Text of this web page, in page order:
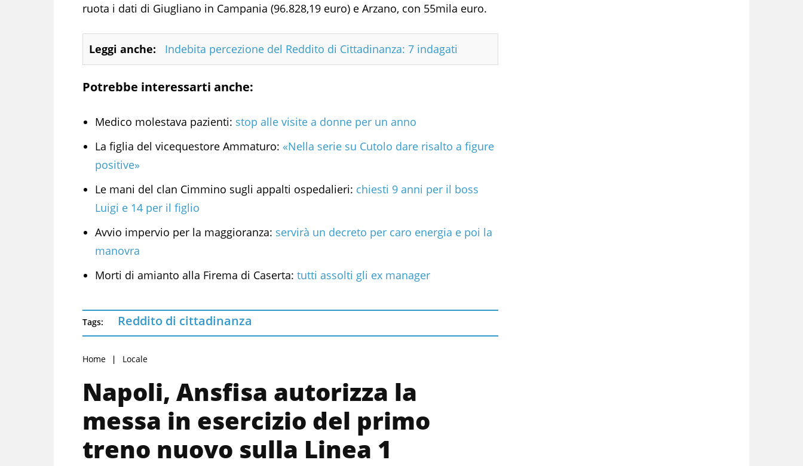
ruota i dati di Giugliano in Campania (96.828,19 euro) e Arzano, con 55mila euro.
Leggi anche: Indebita percezione del Reddito di Cittadinanza: 7 indagati
Potrebbe interessarti anche:
Medico molestava pazienti: stop alle visite a donne per un anno
La figlia del vicequestore Ammaturo: «Nella serie su Cutolo dare risalto a figure
positive»
Le mani del clan Cimmino sugli appalti ospedalieri: chiesti 9 anni per il boss
Luigi e 14 per il figlio
Avvio impervio per la maggioranza: servirà un decreto per caro energia e poi la
manovra
Morti di amianto alla Firema di Caserta: tutti assolti gli ex manager
Tags: Reddito di cittadinanza
Home Locale
Napoli, Ansfisa autorizza la
messa in esercizio del primo
treno nuovo sulla Linea 1